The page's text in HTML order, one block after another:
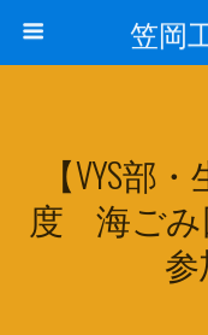
笠岡
【VYS部
度 海ごみ